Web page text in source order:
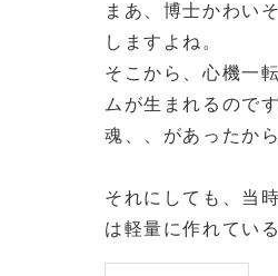
まあ、博士かわい
しますよね。
そこから、心機一
ムが生まれるので
魂、、があったか
それにしても、当
は軽量に作れてい